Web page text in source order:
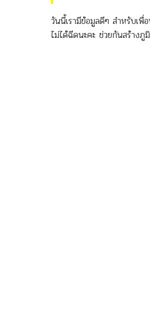
วันนี้เรามีข้อมูลดีๆ สำหรับเ
ไม่ได้ฉีดนะคะ ช่วยกันสร้าง